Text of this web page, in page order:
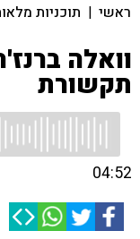
ראשי | תוכניות
וואלה
תקשורת
04:52